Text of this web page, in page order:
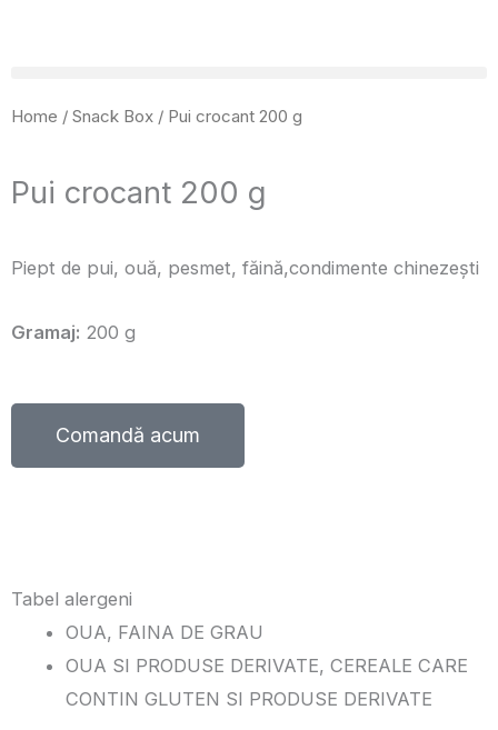
Home / Snack Box / Pui crocant 200 g
Pui crocant 200 g
Piept de pui, ouă, pesmet, făină,condimente chinezești
Gramaj: 200 g
Comandă acum
Tabel alergeni
OUA, FAINA DE GRAU
OUA SI PRODUSE DERIVATE, CEREALE CARE
CONTIN GLUTEN SI PRODUSE DERIVATE